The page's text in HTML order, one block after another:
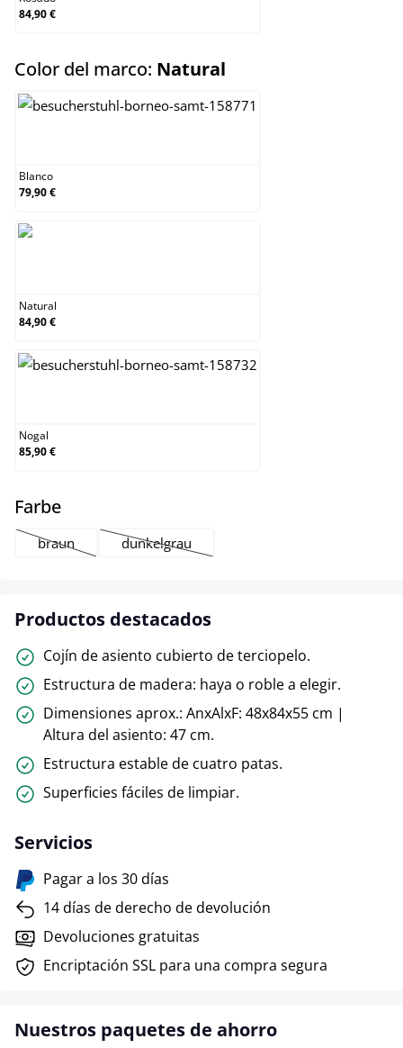
84,90 €
Color del marco: Natural
Blanco
79,90 €
Natural
84,90 €
Nogal
85,90 €
Farbeselect
braun
(Esta opción no está disponible en este momento.)
dunkelgrau
(Esta opción no está disponible en este
Productos destacados
Cojín de asiento cubierto de terciopelo.
Estructura de madera: haya o roble a elegir.
Dimensiones aprox.: AnxAlxF: 48x84x55 cm |
Altura del asiento: 47 cm.
Estructura estable de cuatro patas.
Superficies fáciles de limpiar.
Servicios
Pagar a los 30 días
14 días de derecho de devolución
Devoluciones gratuitas
Encriptación SSL para una compra segura
Nuestros paquetes de ahorro